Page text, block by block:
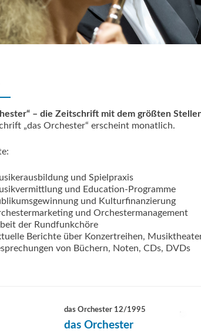
– die Zeitschrift mit dem größten
„das Orchester“ erscheint monatlich.
und Spielpraxis
und Education-Programme
und Kulturfinanzierung
und Orchestermanagement
der Rundfunkchöre
Berichte über Konzertreihen,
von Büchern, Noten, CDs, DVDs
das Orchester 12/1995
das Orchester